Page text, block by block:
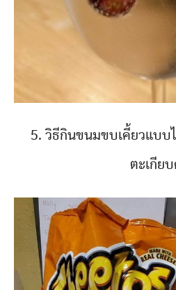
5. วิธีกินขนมขบเคี้ยวแบบ
ตะเกียบ